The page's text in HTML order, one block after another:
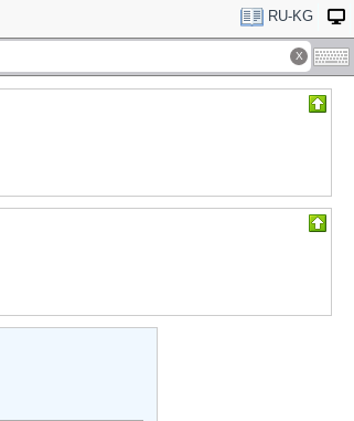
RU-KG